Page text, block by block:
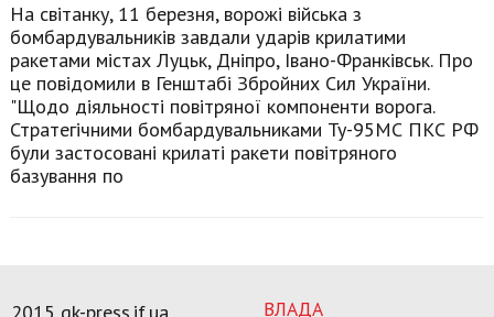
На світанку, 11 березня, ворожі війська з
бомбардувальників завдали ударів крилатими
ракетами містах Луцьк, Дніпро, Івано-Франківськ. Про
це повідомили в Генштабі Збройних Сил України.
"Щодо діяльності повітряної компоненти ворога.
Стратегічними бомбардувальниками Ту-95МС ПКС РФ
були застосовані крилаті ракети повітряного
базування по
ВЛАДА